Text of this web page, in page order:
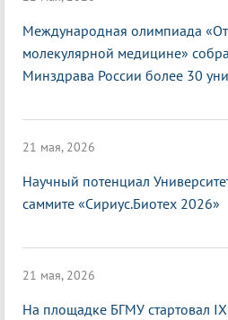
Международная олимпиада
молекулярной медицине»
Минздрава России более 30
21 мая, 2026
Научный потенциал
саммите «Сириус.Биотех 2026»
21 мая, 2026
На площадке БГМУ стартовал IX